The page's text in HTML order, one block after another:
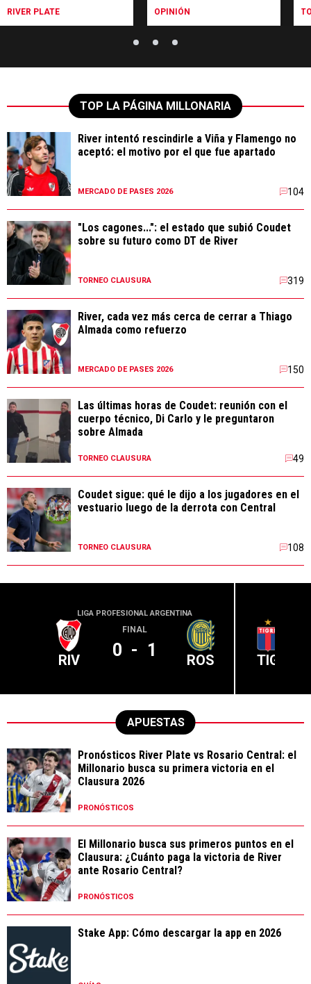
RIVER PLATE OPINIÓN
TOP LA PÁGINA MILLONARIA
River intentó rescindirle a Viña y Flamengo no
aceptó: el motivo por el que fue apartado
MERCADO DE PASES 2026 104
"Los cagones...": el estado que subió Coudet
sobre su futuro como DT de River
TORNEO CLAUSURA 319
River, cada vez más cerca de cerrar a Thiago
Almada como refuerzo
MERCADO DE PASES 2026 150
Las últimas horas de Coudet: reunión con el
cuerpo técnico, Di Carlo y le preguntaron
sobre Almada
TORNEO CLAUSURA 49
Coudet sigue: qué le dijo a los jugadores en el
vestuario luego de la derrota con Central
TORNEO CLAUSURA 108
LIGA PROFESIONAL ARGENTINA
RIV
FINAL
0 - 1 ROS TIG
APUESTAS
Pronósticos River Plate vs Rosario Central: el
Millonario busca su primera victoria en el
Clausura 2026
PRONÓSTICOS
El Millonario busca sus primeros puntos en el
Clausura: ¿Cuánto paga la victoria de River
ante Rosario Central?
PRONÓSTICOS
Stake App: Cómo descargar la app en 2026